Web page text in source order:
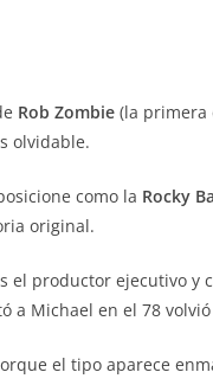
Rob Zombie (la primera
olvidable.
como la Rocky
original.
el productor ejecutivo y
a Michael en el 78
el tipo aparece